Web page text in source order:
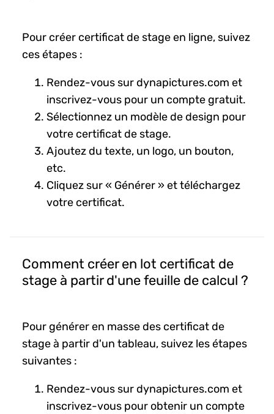
Pour créer certificat de stage en ligne, suivez
ces étapes :
Rendez-vous sur dynapictures.com et
inscrivez-vous pour un compte gratuit.
Sélectionnez un modèle de design pour
votre certificat de stage.
Ajoutez du texte, un logo, un bouton,
etc.
Cliquez sur « Générer » et téléchargez
votre certificat.
Comment créer en lot certificat de
stage à partir d'une feuille de calcul ?
Pour générer en masse des certificat de
stage à partir d'un tableau, suivez les étapes
suivantes :
Rendez-vous sur dynapictures.com et
inscrivez-vous pour obtenir un compte